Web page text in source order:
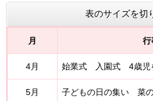
表のサイズを切
月 行
4月 始業式 入園式 4歳児
5月 子どもの日の集い 菜